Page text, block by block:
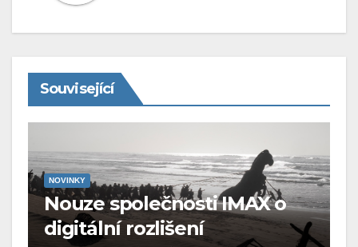
Související
NOVINKY
Nouze společnosti IMAX o
digitální rozlišení